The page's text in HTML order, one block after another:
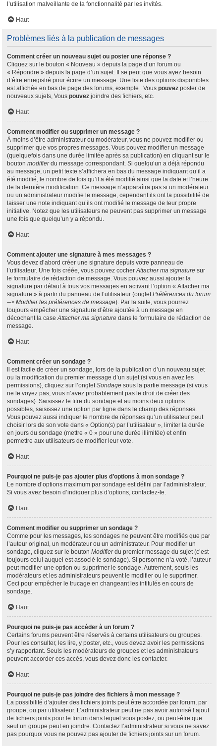
l’utilisation malveillante de la fonctionnalité par les invités.
Haut
Problèmes liés à la publication de messages
Comment créer un nouveau sujet ou poster une réponse ?
Cliquez sur le bouton « Nouveau » depuis la page d’un forum ou
« Répondre » depuis la page d’un sujet. Il se peut que vous ayez besoin
d’être enregistré pour écrire un message. Une liste des options disponibles
est affichée en bas de page des forums, exemple : Vous pouvez poster de
nouveaux sujets, Vous pouvez joindre des fichiers, etc.
Haut
Comment modifier ou supprimer un message ?
À moins d’être administrateur ou modérateur, vous ne pouvez modifier ou
supprimer que vos propres messages. Vous pouvez modifier un message
(quelquefois dans une durée limitée après sa publication) en cliquant sur le
bouton modifierdu message correspondant. Si quelqu’un a déjà répondu
au message, un petit texte s’affichera en bas du message indiquant qu’il a
été modifié, le nombre de fois qu’il a été modifié ainsi que la date et l’heure
de la dernière modification. Ce message n’apparaîtra pas si un modérateur
ou un administrateur modifie le message, cependant ils ont la possibilité de
laisser une note indiquant qu’ils ont modifié le message de leur propre
initiative. Notez que les utilisateurs ne peuvent pas supprimer un message
une fois que quelqu’un y a répondu.
Haut
Comment ajouter une signature à mes messages ?
Vous devez d’abord créer une signature depuis votre panneau de
l’utilisateur. Une fois créée, vous pouvez cocherAttacher ma signature sur
le formulaire de rédaction de message. Vous pouvez aussi ajouter la
signature par défaut à tous vos messages en activant l’option « Attacher ma
signature » à partir du panneau de l’utilisateur (ongletPréférences du forum
--> Modifier les préférences de message). Par la suite, vous pourrez
toujours empêcher une signature d’être ajoutée à un message en
décochant la caseAttacher ma signature dans le formulaire de rédaction de
message.
Haut
Comment créer un sondage ?
Il est facile de créer un sondage, lors de la publication d’un nouveau sujet
ou la modification du premier message d’un sujet (si vous en avez les
permissions), cliquez sur l’ongletSondage sous la partie message (si vous
ne le voyez pas, vous n’avez probablement pas le droit de créer des
sondages). Saisissez le titre du sondage et au moins deux options
possibles, saisissez une option par ligne dans le champ des réponses.
Vous pouvez aussi indiquer le nombre de réponses qu’un utilisateur peut
choisir lors de son vote dans « Option(s) par l’utilisateur », limiter la durée
en jours du sondage (mettre « 0 » pour une durée illimitée) et enfin
permettre aux utilisateurs de modifier leur vote.
Haut
Pourquoi ne puis-je pas ajouter plus d’options à mon sondage ?
Le nombre d’options maximum par sondage est défini par l’administrateur.
Si vous avez besoin d’indiquer plus d’options, contactez-le.
Haut
Comment modifier ou supprimer un sondage ?
Comme pour les messages, les sondages ne peuvent être modifiés que par
l’auteur original, un modérateur ou un administrateur. Pour modifier un
sondage, cliquez sur le bouton Modifierdu premier message du sujet (c’est
toujours celui auquel est associé le sondage). Si personne n’a voté, l’auteur
peut modifier une option ou supprimer le sondage. Autrement, seuls les
modérateurs et les administrateurs peuvent le modifier ou le supprimer.
Ceci pour empêcher le trucage en changeant les intitulés en cours de
sondage.
Haut
Pourquoi ne puis-je pas accéder à un forum ?
Certains forums peuvent être réservés à certains utilisateurs ou groupes.
Pour les consulter, les lire, y poster, etc., vous devez avoir les permissions
s’y rapportant. Seuls les modérateurs de groupes et les administrateurs
peuvent accorder ces accès, vous devez donc les contacter.
Haut
Pourquoi ne puis-je pas joindre des fichiers à mon message ?
La possibilité d’ajouter des fichiers joints peut être accordée par forum, par
groupe, ou par utilisateur. L’administrateur peut ne pas avoir autorisé l’ajout
de fichiers joints pour le forum dans lequel vous postez, ou peut-être que
seul un groupe peut en joindre. Contactez l’administrateur si vous ne savez
pas pourquoi vous ne pouvez pas ajouter de fichiers joints sur un forum.